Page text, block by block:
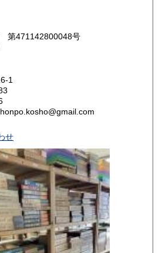
800円 島根県
800円
800円 愛媛県
800円
800円 長崎県
800円 大分県
800円 鹿児島県
円
第471142800048号
1
せ